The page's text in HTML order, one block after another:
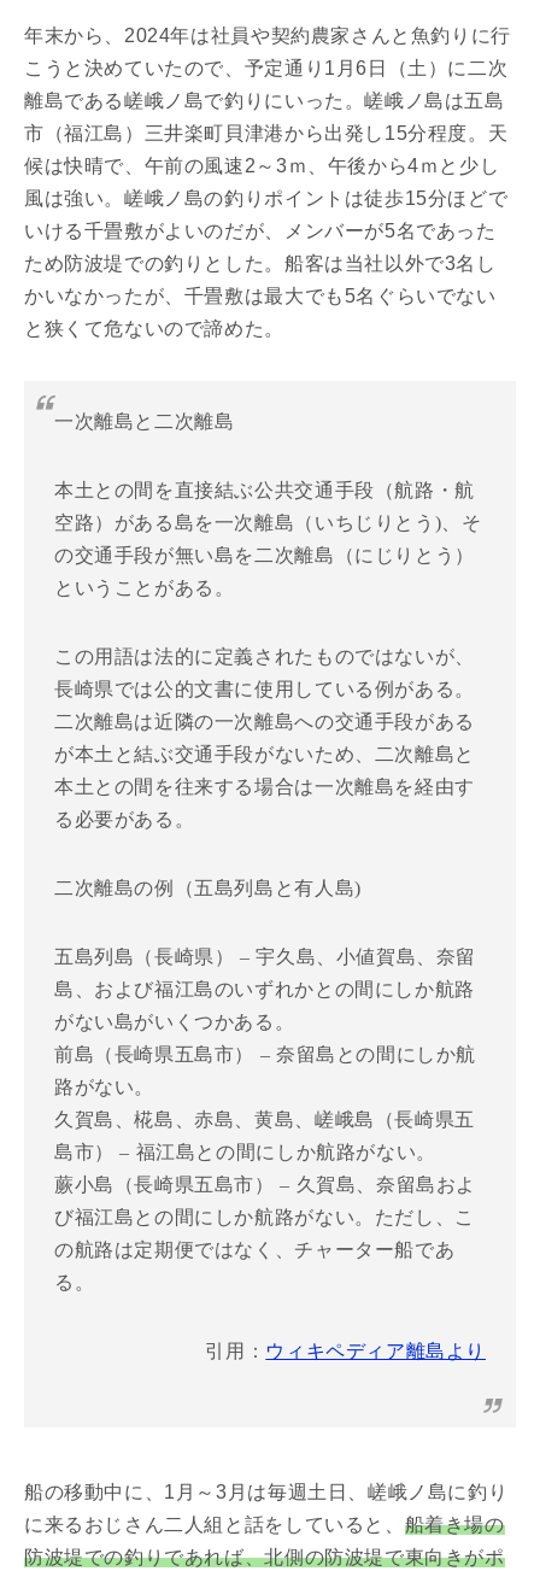
年末から、2024年は社員や契約農家さんと魚釣りに行
こうと決めていたので、予定通り1月6日（土）に二次
離島である嵯峨ノ島で釣りにいった。嵯峨ノ島は五島
市（福江島）三井楽町貝津港から出発し15分程度。天
候は快晴で、午前の風速2～3ｍ、午後から4ｍと少し
風は強い。嵯峨ノ島の釣りポイントは徒歩15分ほどで
いける千畳敷がよいのだが、メンバーが5名であった
ため防波堤での釣りとした。船客は当社以外で3名し
かいなかったが、千畳敷は最大でも5名ぐらいでない
と狭くて危ないので諦めた。
一次離島と二次離島
本土との間を直接結ぶ公共交通手段（航路・航
空路）がある島を一次離島（いちじりとう)、そ
の交通手段が無い島を二次離島（にじりとう）
ということがある。
この用語は法的に定義されたものではないが、
長崎県では公的文書に使用している例がある。
二次離島は近隣の一次離島への交通手段がある
が本土と結ぶ交通手段がないため、二次離島と
本土との間を往来する場合は一次離島を経由す
る必要がある。
二次離島の例（五島列島と有人島)
五島列島（長崎県） – 宇久島、小値賀島、奈留
島、および福江島のいずれかとの間にしか航路
がない島がいくつかある。
前島（長崎県五島市） – 奈留島との間にしか航
路がない。
久賀島、椛島、赤島、黄島、嵯峨島（長崎県五
島市） – 福江島との間にしか航路がない。
蕨小島（長崎県五島市） – 久賀島、奈留島およ
び福江島との間にしか航路がない。ただし、こ
の航路は定期便ではなく、チャーター船であ
る。
引用： ウィキペディア離島より
船の移動中に、1月～3月は毎週土日、嵯峨ノ島に釣り
に来るおじさん二人組と話をしていると、 船着き場の
防波堤での釣りであれば、北側の防波堤で東向きがポ